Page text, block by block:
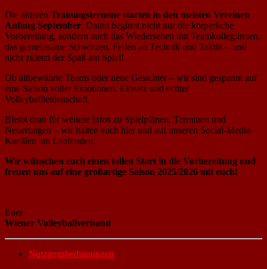
Die aktiven Trainingstermine starten in den meisten Vereinen
Anfang September. Damit beginnt nicht nur die körperliche
Vorbereitung, sondern auch das Wiedersehen mit Teamkolleg:innen,
das gemeinsame Schwitzen, Feilen an Technik und Taktik – und
nicht zuletzt der Spaß am Spiel!
Ob altbewährte Teams oder neue Gesichter – wir sind gespannt auf
eine Saison voller Emotionen, Einsatz und echter
Volleyballleidenschaft.
Bleibt dran für weitere Infos zu Spielplänen, Terminen und
Neuerungen – wir halten euch hier und auf unseren Social-Media-
Kanälen am Laufenden.
Wir wünschen euch einen tollen Start in die Vorbereitung und
freuen uns auf eine großartige Saison 2025/2026 mit euch!
Euer
Wiener Volleyballverband
Nutzungsbedingungen